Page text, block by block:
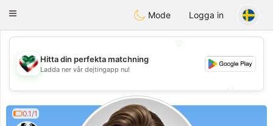
KuwaitChat
Toggle
Mode Logga in
💖
💕
Hitta din perfekta matchning
Ladda ner vår dejtingapp nu!
0.1/1